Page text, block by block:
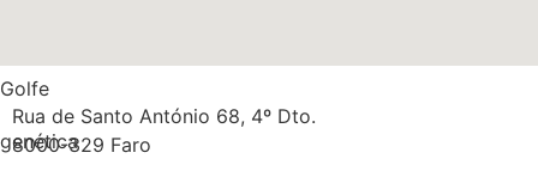
Golfe
genética
Rua de Santo António 68, 4º Dto.
8000-329 Faro